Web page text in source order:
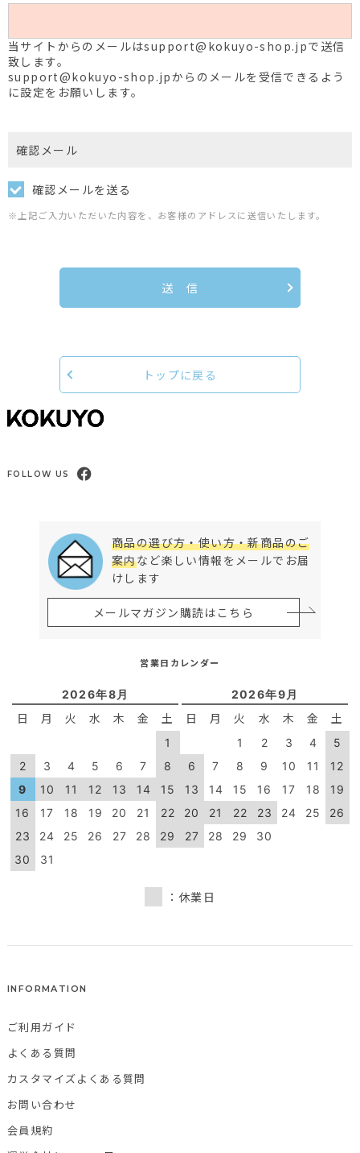
当サイトからのメールはsupport@kokuyo-shop.jpで送信
致します。
support@kokuyo-shop.jpからのメールを受信できるよう
に設定をお願いします。
確認メール
確認メールを送る
※上記ご入力いただいた内容を、お客様のアドレスに送信いたします。
送 信
トップに戻る
FOLLOW US
商品の選び方・使い方・新商品のご
案内など楽しい情報をメールでお届
けします
メールマガジン購読はこちら
営業日カレンダー
2026年8月
日 月 火 水 木 金 土
1
2
3 4 5 6 7
8
9
10 11 12 13 14
15
16
17 18 19 20 21
22
23
24 25 26 27 28
29
30
31
2026年9月
日 月 火 水 木 金 土
1 2 3 4
5
6
7 8 9 10 11
12
13
14 15 16 17 18
19
20
21 22 23 24 25
26
27
28 29 30
：休業日
INFORMATION
ご利用ガイド
よくある質問
カスタマイズよくある質問
お問い合わせ
会員規約